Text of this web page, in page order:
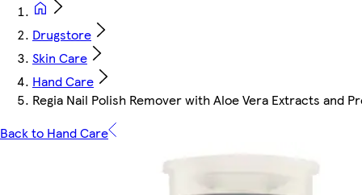
Drugstore
Skin Care
Hand Care
Regia Nail Polish Remover with Aloe Vera Extracts and
Back to Hand Care